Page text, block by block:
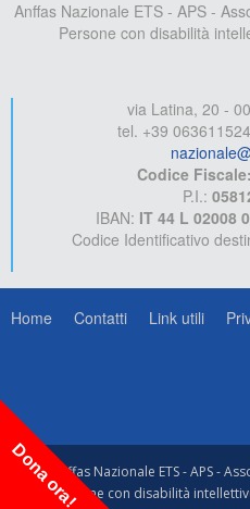
Anffas Nazionale ETS - APS -
Persone con disabilità
via Latina, 20 -
tel. +39
Codice
P.I.:
IBAN: IT 44 L 02008
Codice Identificativo
Home Contatti Link utili
© Anffas Nazionale ETS - APS -
Persone con disabilità
Dona ora!